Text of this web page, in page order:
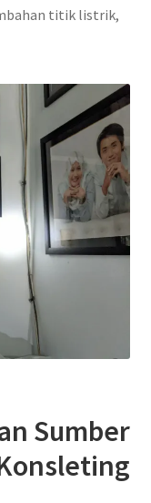
titik listrik,
Sumber